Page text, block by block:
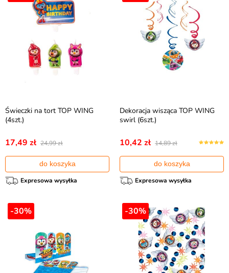
Świeczki na tort TOP WING
(4szt.)
17,49 zł 24,99 zł
do koszyka
Expresowa wysyłka
Dekoracja wisząca TOP WING
swirl (6szt.)
10,42 zł 14,89 zł
do koszyka
Expresowa wysyłka
-30% -30%